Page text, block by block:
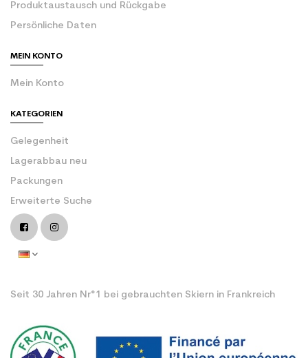
Produktaustausch und Rückgabe
Persönliche Daten
MEIN KONTO
Mein Konto
KATEGORIEN
Gelegenheit
Lagerabbau neu
Packungen
Erweiterte Suche
Seit 30 Jahren Nr°1 bei gebrauchten Skiern in Frankreich